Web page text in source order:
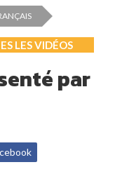
LES VIDÉOS
par